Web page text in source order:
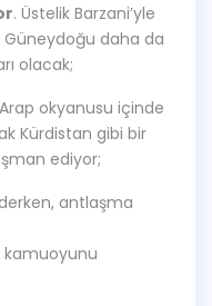
. Üstelik Barzani’yle
daha da
olacak;
okyanusu içinde
Kürdistan gibi bir
ediyor;
antlaşma
kamuoyunu